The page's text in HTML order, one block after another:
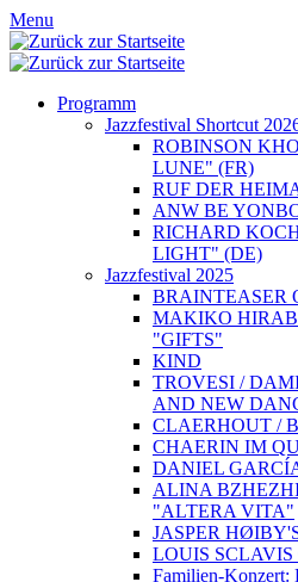
Menu
Programm
Jazzfestival Shortcut
ROBINSON
LUNE" (FR)
RUF DER
ANW BE
RICHARD
LIGHT" (DE)
Jazzfestival 2025
BRAINTEASER
MAKIKO
"GIFTS"
KIND
TROVESI /
AND NEW
CLAERHOUT /
CHAERIN IM
DANIEL
ALINA
"ALTERA VITA"
JASPER
LOUIS
Familien-